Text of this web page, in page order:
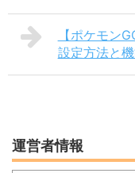
【ポケモン
設定方法と
運営者情報